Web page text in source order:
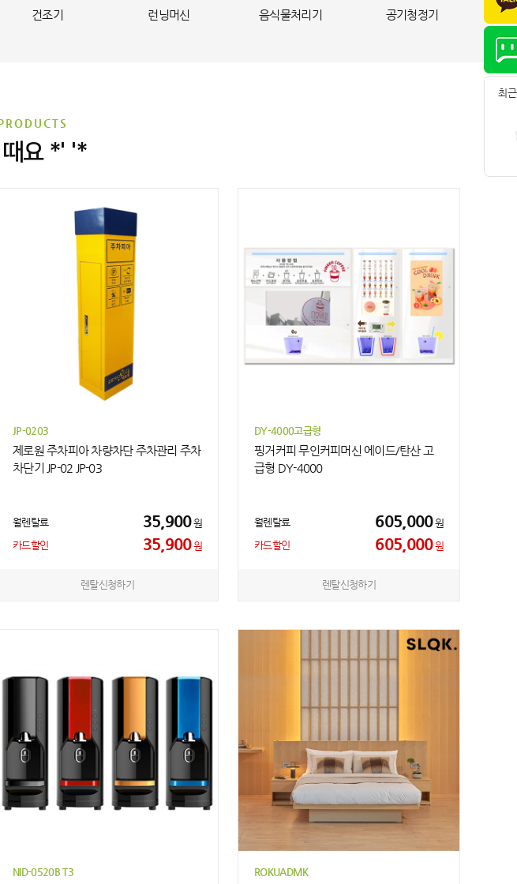
최
건조기 런닝머신 음식물처리기 공기청정기
때요 *' '*
JP-0203
제로원 주차피아 차량차단 주차관리 주차
차단기 JP-02 JP-03
월렌탈료 35,900원
카드할인
35,900원
렌탈신청하기
DY-4000고급형
핑거커피 무인커피머신 에이드/탄산 고
급형 DY-4000
월렌탈료 605,000원
카드할인
605,000원
렌탈신청하기
NID-0520B T3 ROKUADMK